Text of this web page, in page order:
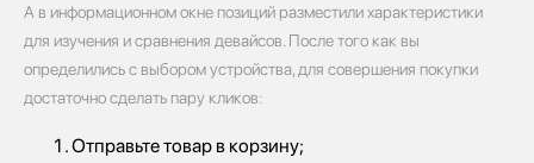
А в информационном окне позиций разместили характеристики
для изучения и сравнения девайсов. После того как вы
определились с выбором устройства, для совершения покупки
достаточно сделать пару кликов:
Отправьте товар в корзину;